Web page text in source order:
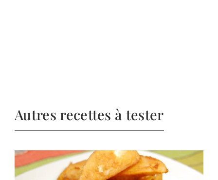
Autres recettes à tester